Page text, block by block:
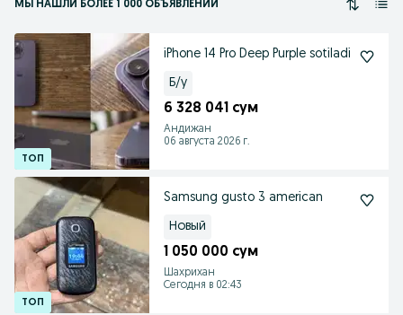
МЫ НАШЛИ БОЛЕЕ 1 000 ОБЪЯВЛЕНИЙ
iPhone 14 Pro Deep Purple sotiladi
Б/у
6 328 041 сум
Андижан
06 августа 2026 г.
Samsung gusto 3 american
Новый
1 050 000 сум
Шахрихан
Сегодня в 02:43